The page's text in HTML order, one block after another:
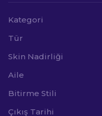
Kategori
Tür
Skin Nadirliği
Aile
Bitirme Stili
Çıkış Tarihi